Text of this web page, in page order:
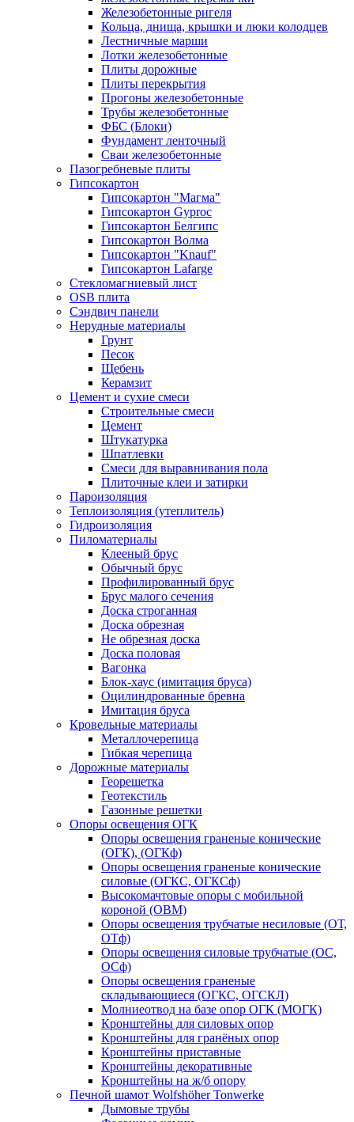
Железобетонные ригеля
Кольца, днища, крышки и люки колодцев
Лестничные марши
Лотки железобетонные
Плиты дорожные
Плиты перекрытия
Прогоны железобетонные
Трубы железобетонные
ФБС (Блоки)
Фундамент ленточный
Сваи железобетонные
Пазогребневые плиты
Гипсокартон
Гипсокартон "Магма"
Гипсокартон Gyproc
Гипсокартон Белгипс
Гипсокартон Волма
Гипсокартон "Knauf"
Гипсокартон Lafarge
Стекломагниевый лист
OSB плита
Сэндвич панели
Нерудные материалы
Грунт
Песок
Щебень
Керамзит
Цемент и сухие смеси
Строительные смеси
Цемент
Штукатурка
Шпатлевки
Смеси для выравнивания пола
Плиточные клеи и затирки
Пароизоляция
Теплоизоляция (утеплитель)
Гидроизоляция
Пиломатериалы
Клееный брус
Обычный брус
Профилированный брус
Брус малого сечения
Доска строганная
Доска обрезная
Не обрезная доска
Доска половая
Вагонка
Блок-хаус (имитация бруса)
Оцилиндрованные бревна
Имитация бруса
Кровельные материалы
Металлочерепица
Гибкая черепица
Дорожные материалы
Георешетка
Геотекстиль
Газонные решетки
Опоры освещения ОГК
Опоры освещения граненые конические
(ОГК), (ОГКф)
Опоры освещения граненые конические
силовые (ОГКС, ОГКСф)
Высокомачтовые опоры с мобильной
короной (ОВМ)
Опоры освещения трубчатые несиловые (ОТ,
ОТф)
Опоры освещения силовые трубчатые (ОС,
ОСф)
Опоры освещения граненые
складывающиеся (ОГКС, ОГСКЛ)
Молниеотвод на базе опор ОГК (МОГК)
Кронштейны для силовых опор
Кронштейны для гранёных опор
Кронштейны приставные
Кронштейны декоративные
Кронштейны на ж/б опору
Печной шамот Wolfshöher Tonwerke
Дымовые трубы